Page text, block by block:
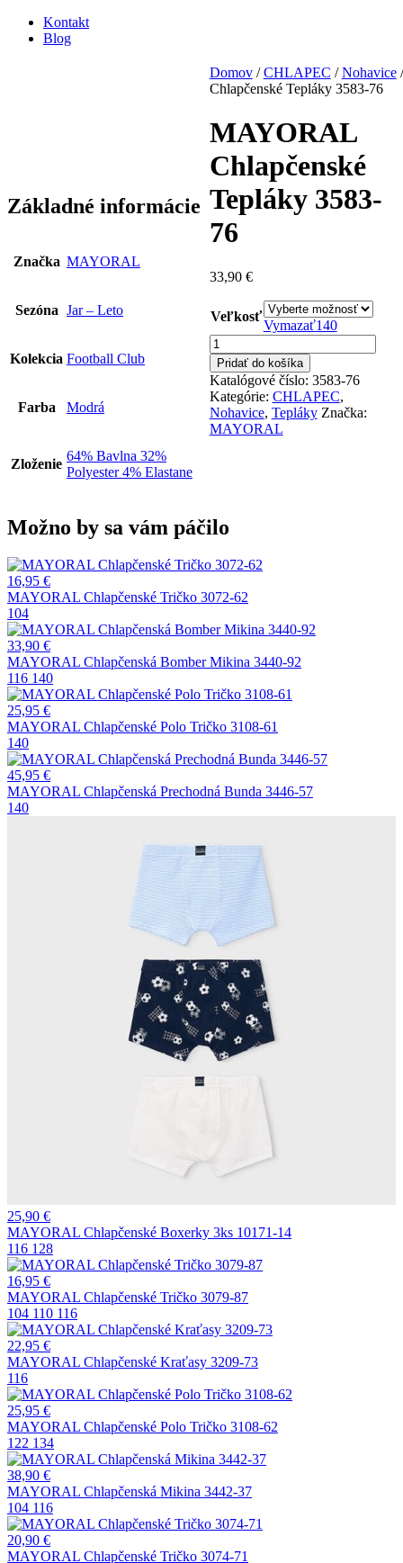
Kontakt
Blog
Domov/CHLAPEC /Nohavice
Chlapčenské Tepláky 3583-76
MAYORAL
Chlapčenské
Tepláky 3583-
76
33,90 €
Veľkosť
Vymazať140
množstvo
MAYORAL
Chlapčenské
Tepláky
3583-
76
Pridať do košíka
Katalógové číslo: 3583-76
Kategórie: CHLAPEC,
Nohavice, Tepláky Značka:
MAYORAL
Základné informácie
Značka MAYORAL
Sezóna Jar – Leto
Kolekcia Football Club
Farba Modrá
Zloženie
64% Bavlna 32%
Polyester 4% Elastane
Možno by sa vám páčilo
16,95 €
MAYORAL Chlapčenské Tričko 3072-62
104
33,90 €
MAYORAL Chlapčenská Bomber Mikina 3440-92
116 140
25,95 €
MAYORAL Chlapčenské Polo Tričko 3108-61
140
45,95 €
MAYORAL Chlapčenská Prechodná Bunda 3446-57
140
25,90 €
MAYORAL Chlapčenské Boxerky 3ks 10171-14
116 128
16,95 €
MAYORAL Chlapčenské Tričko 3079-87
104 110 116
22,95 €
MAYORAL Chlapčenské Kraťasy 3209-73
116
25,95 €
MAYORAL Chlapčenské Polo Tričko 3108-62
122 134
38,90 €
MAYORAL Chlapčenská Mikina 3442-37
104 116
20,90 €
MAYORAL Chlapčenské Tričko 3074-71